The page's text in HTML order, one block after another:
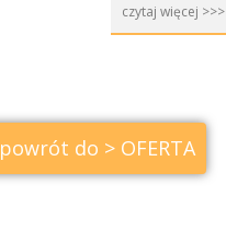
czytaj więcej >>>
powrót do > OFERTA